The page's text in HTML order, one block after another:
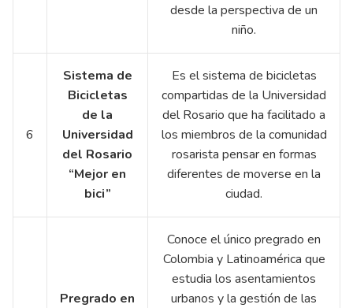
desde la perspectiva de un
niño.
6
Sistema de
Bicicletas
de la
Universidad
del Rosario
“Mejor en
bici”
Es el sistema de bicicletas
compartidas de la Universidad
del Rosario que ha facilitado a
los miembros de la comunidad
rosarista pensar en formas
diferentes de moverse en la
ciudad.
Pregrado en
Conoce el único pregrado en
Colombia y Latinoamérica que
estudia los asentamientos
urbanos y la gestión de las